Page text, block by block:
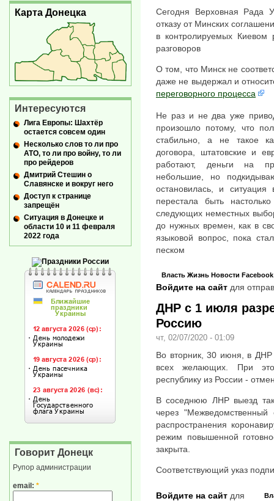
Сегодня Верховная Рада
отказу от Минских
в контролируемых Киевом
разговоров
О том, что Минск не
даже не выдержал и
переговорного процесса
Не раз и не два уже
произошло потому, что
стабильно, а не такое
договора, штатовские и
работают, деньги на
небольшие, но
остановилась, и
перестала быть
следующих неместных
до нужных времен, как в
языковой вопрос, пока
песком
Власть Жизнь Новости Facebook
Войдите на сайт для
ДНР с 1 июля
Россию
чт, 02/07/2020 - 01:09
Во вторник, 30 июня, в ДНР
всех желающих. При
республику из России -
В соседнюю ЛНР выезд
через
распространения
режим повышенной
закрыта.
Соответствующий указ
Войдите на сайт для
Карта Донецка
Интересуются
Лига Европы: Шахтёр
остается совсем один
Несколько слов то ли про
АТО, то ли про войну, то ли
про рейдеров
Дмитрий Стешин о
Славянске и вокруг него
Доступ к странице
запрещён
Ситуация в Донецке и
области 10 и 11 февраля
2022 года
Говорит Донецк
Рупор администрации
email: *